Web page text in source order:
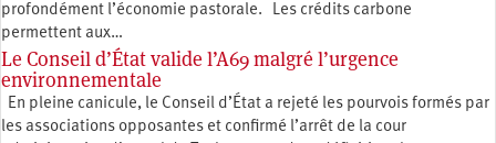
profondément l’économie pastorale. Les crédits carbone
permettent aux…
Le Conseil d’État valide l’A69 malgré l’urgence
environnementale
En pleine canicule, le Conseil d’État a rejeté les pourvois formés par
les associations opposantes et confirmé l’arrêt de la cour